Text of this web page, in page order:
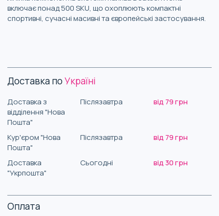
включає понад 500 SKU, що охоплюють компактні
спортивні, сучасні масивні та європейські застосування.
Доставка поУкраїні
Доставка з
відділення "Нова
Пошта"
Післязавтра від 79 грн
Кур'єром "Нова
Пошта"
Післязавтра від 79 грн
Доставка
"Укрпошта"
Сьогодні від 30 грн
Оплата